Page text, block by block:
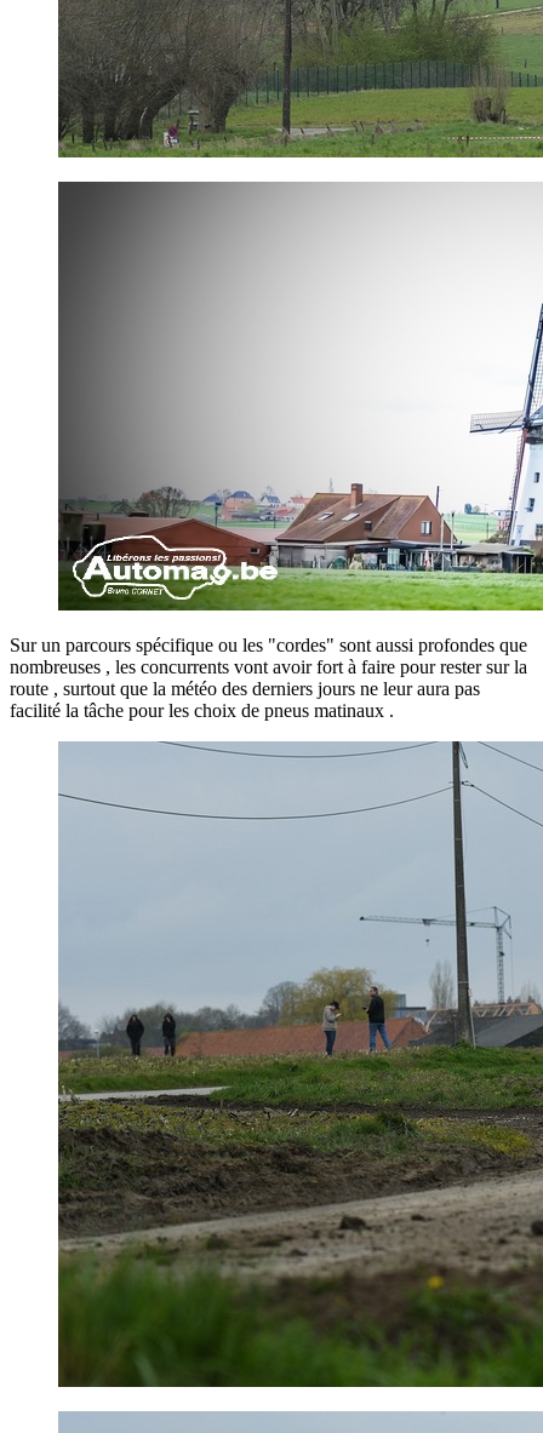
Sur un parcours spécifique ou les "cordes" sont aussi profondes que
nombreuses , les concurrents vont avoir fort à faire pour rester sur la
route , surtout que la météo des derniers jours ne leur aura pas
facilité la tâche pour les choix de pneus matinaux .